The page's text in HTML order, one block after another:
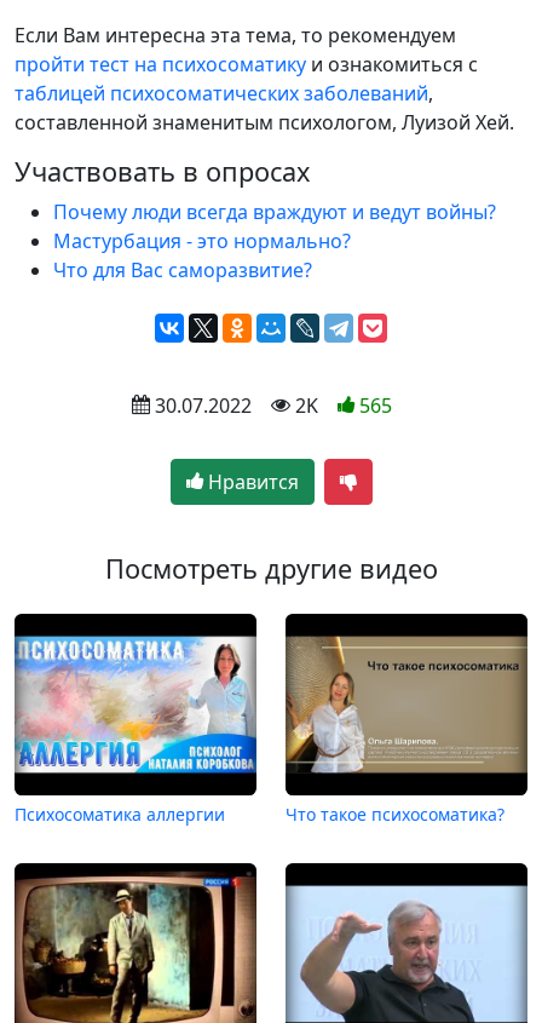
Если Вам интересна эта тема, то рекомендуем
пройти тест на психосоматику и ознакомиться с
таблицей психосоматических заболеваний,
составленной знаменитым психологом, Луизой Хей.
Участвовать в опросах
Почему люди всегда враждуют и ведут войны?
Мастурбация - это нормально?
Что для Вас саморазвитие?
30.07.2022 2K 565
Нравится
Посмотреть другие видео
Психосоматика аллергии Что такое психосоматика?